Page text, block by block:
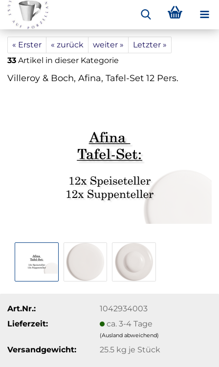
« Erster « zurück weiter »
Letzter »
33 Artikel in dieser Kategorie
Villeroy & Boch, Afina, Tafel-Set 12 Pers.
Art.Nr.:
1042934003
Lieferzeit:
ca. 3-4 Tage
(Ausland abweichend)
Versandgewicht: 25.5 kg je Stück